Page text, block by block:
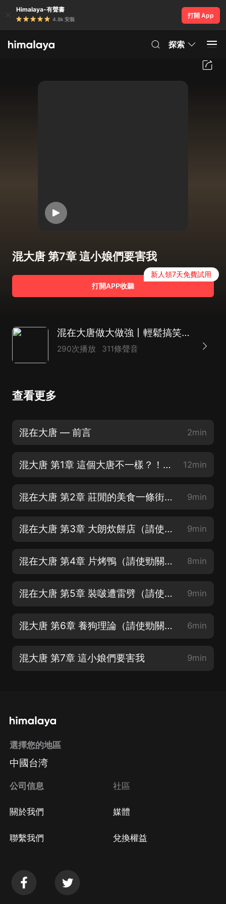
Himalaya-有聲書
4.8k 安裝
打開 App
探索
混大唐 第7章 這小娘們要害我
打開APP收聽
新人領7天免費試用
混在大唐做大做強丨輕鬆搞笑&幽默戲說丨苟著發財穿越唐朝
290次播放 311條聲音
查看更多
混在大唐 — 前言 2min
混大唐 第1章 這個大唐不一樣？！【重制版】（還請使勁關注~訂閱~謝謝~） 12min
混在大唐 第2章 莊閒的美食一條街計劃(請使勁關注、訂閱~) 9min
混在大唐 第3章 大朗炊餅店（請使勁關注~訂閱~10集之后超級精彩~） 9min
混在大唐 第4章 片烤鴨（請使勁關注~訂閱~10集之后超級精彩~） 8min
混在大唐 第5章 裝啵遭雷劈（請使勁關注~訂閱~10集之后超級精彩~） 9min
混大唐 第6章 養狗理論（請使勁關注~訂閱~10集之后超級精彩~） 6min
混大唐 第7章 這小娘們要害我 9min
選擇您的地區
中國台湾
公司信息
關於我們
聯繫我們
社區
媒體
兌換權益